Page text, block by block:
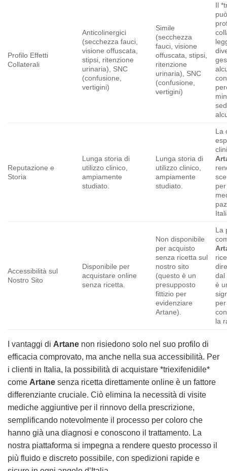
Profilo Effetti
Collaterali
Anticolinergici
(secchezza fauci,
visione offuscata,
stipsi, ritenzione
urinaria), SNC
(confusione,
vertigini)
Simile
(secchezza
fauci, visione
offuscata, stipsi,
ritenzione
urinaria), SNC
(confusione,
vertigini)
Il
Reputazione e
Storia
Lunga storia di
utilizzo clinico,
ampiamente
studiato.
Lunga storia di
utilizzo clinico,
ampiamente
studiato.
La
Accessibilità sul
Nostro Sito
Disponibile per
acquistare online
senza ricetta.
Non disponibile
per acquisto
senza ricetta sul
nostro sito
(questo è un
presupposto
fittizio per
evidenziare
Artane).
La
dal
è
la
I vantaggi di Artane non risiedono solo nel suo profilo di
efficacia comprovato, ma anche nella sua accessibilità. Per
i clienti in Italia, la possibilità di acquistare *triexifenidile*
come Artane senza ricetta direttamente online è un fattore
differenziante cruciale. Ciò elimina la necessità di visite
mediche aggiuntive per il rinnovo della prescrizione,
semplificando notevolmente il processo per coloro che
hanno già una diagnosi e conoscono il trattamento. La
nostra piattaforma si impegna a rendere questo processo il
più fluido e discreto possibile, con spedizioni rapide e